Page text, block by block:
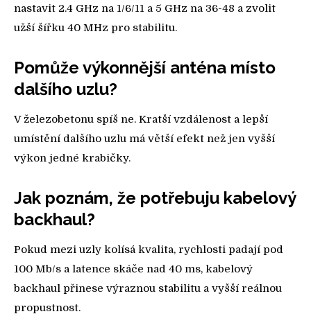
nastavit 2.4 GHz na 1/6/11 a 5 GHz na 36-48 a zvolit
užší šířku 40 MHz pro stabilitu.
Pomůže výkonnější anténa místo
dalšího uzlu?
V železobetonu spíš ne. Kratší vzdálenost a lepší
umístění dalšího uzlu má větší efekt než jen vyšší
výkon jedné krabičky.
Jak poznám, že potřebuju kabelový
backhaul?
Pokud mezi uzly kolísá kvalita, rychlosti padají pod
100 Mb/s a latence skáče nad 40 ms, kabelový
backhaul přinese výraznou stabilitu a vyšší reálnou
propustnost.